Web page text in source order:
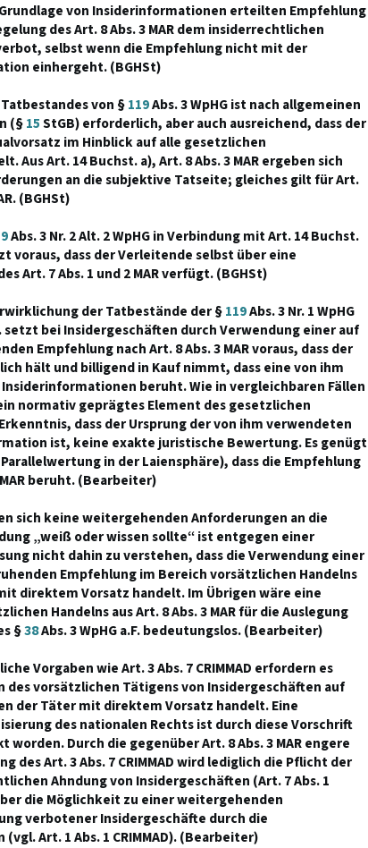
von Insiderinformationen erteilten Empfehlung
des Art. 8 Abs. 3 MAR dem insiderrechtlichen
selbst wenn die Empfehlung nicht mit der
einhergeht. (BGHSt)
von §119Abs. 3 WpHG ist nach allgemeinen
(§15StGB) erforderlich, aber auch ausreichend, dass der
im Hinblick auf alle gesetzlichen
Aus Art. 14 Buchst. a), Art. 8 Abs. 3 MAR ergeben sich
an die subjektive Tatseite; gleiches gilt für Art.
(BGHSt)
Abs. 3 Nr. 2 Alt. 2 WpHG in Verbindung mit Art. 14 Buchst.
voraus, dass der Verleitende selbst über eine
Art. 7 Abs. 1 und 2 MAR verfügt. (BGHSt)
der Tatbestände der §119Abs. 3 Nr. 1 WpHG
setzt bei Insidergeschäften durch Verwendung einer auf
Empfehlung nach Art. 8 Abs. 3 MAR voraus, dass der
hält und billigend in Kauf nimmt, dass eine von ihm
beruht. Wie in vergleichbaren Fällen
normativ geprägtes Element des gesetzlichen
dass der Ursprung der von ihm verwendeten
ist, keine exakte juristische Bewertung. Es genügt
in der Laiensphäre), dass die Empfehlung
beruht. (Bearbeiter)
sich keine weitergehenden Anforderungen an die
„weiß oder wissen sollte“ ist entgegen einer
nicht dahin zu verstehen, dass die Verwendung einer
Empfehlung im Bereich vorsätzlichen Handelns
direktem Vorsatz handelt. Im Übrigen wäre eine
Handelns aus Art. 8 Abs. 3 MAR für die Auslegung
§38Abs. 3 WpHG a.F. bedeutungslos. (Bearbeiter)
Vorgaben wie Art. 3 Abs. 7 CRIMMAD erfordern es
vorsätzlichen Tätigens von Insidergeschäften auf
der Täter mit direktem Vorsatz handelt. Eine
des nationalen Rechts ist durch diese Vorschrift
Durch die gegenüber Art. 8 Abs. 3 MAR engere
des Art. 3 Abs. 7 CRIMMAD wird lediglich die Pflicht der
Ahndung von Insidergeschäften (Art. 7 Abs. 1
die Möglichkeit zu einer weitergehenden
verbotener Insidergeschäfte durch die
Art. 1 Abs. 1 CRIMMAD). (Bearbeiter)